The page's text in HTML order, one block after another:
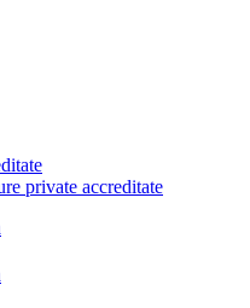
private accreditate